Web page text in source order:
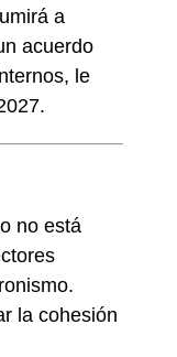
a
acuerdo
le
no está
la cohesión